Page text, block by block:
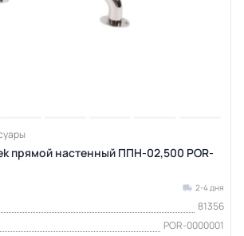
прямой настенный ППН-02,500 POR-
2-4 дня
81356
POR-0000001